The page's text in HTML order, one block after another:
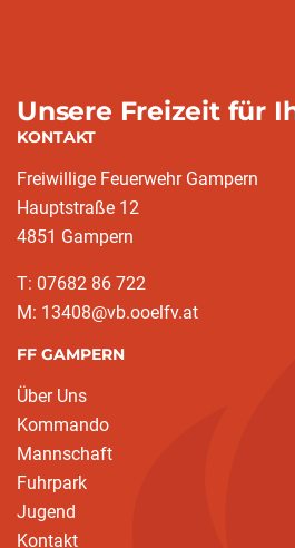
Unsere Freizeit für
KONTAKT
Freiwillige Feuerwehr Gampern
Hauptstraße 12
4851 Gampern
T: 07682 86 722
M: 13408@vb.ooelfv.at
FF GAMPERN
Über Uns
Kommando
Mannschaft
Fuhrpark
Jugend
Kontakt